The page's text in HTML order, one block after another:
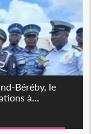
Béréby, le
à...